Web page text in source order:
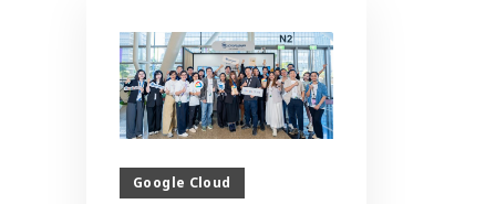
Google Cloud